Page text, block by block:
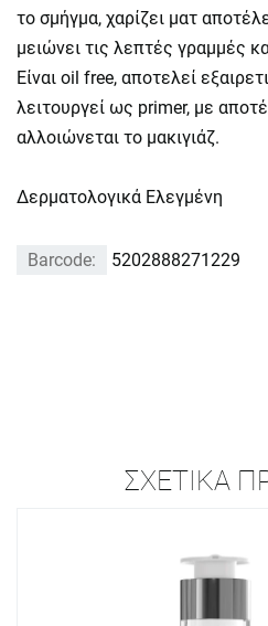
το σμήγμα, χαρίζει ματ
μειώνει τις λεπτές γραμμές
Είναι oil free, αποτελεί
λειτουργεί ως primer, με
αλλοιώνεται το μακιγιάζ.
Δερματολογικά Ελεγμένη
Barcode: 5202888271229
ΣΧΕΤΙΚΆ